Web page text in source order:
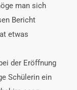
man sich
Bericht
etwas
der Eröffnung
Schülerin ein